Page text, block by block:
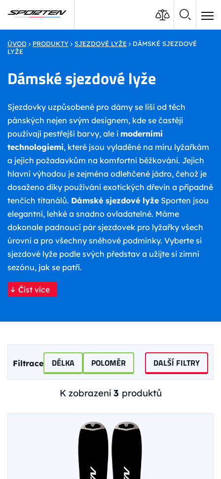
ÚVOD PRODUKTY SJEZDOVÉ LYŽE
DÁMSKÉ SJEZDOVÉ
LYŽE
Dámské sjezdové lyže
Sjezdovky uzpůsobené pro dámy se liší od těch
pánských nejen svým designem, kde se častěji
používají pestřejší barvy, ale i moderními
technologiemi, které jsou vyladěné na míru lyžařkám
a jejich požadavkům na komfortní běžkování. Jejich
hlavní výhodou je zejména odlehčené jádro, čehož je
dosaženo díky používání exotických dřevin a případně
tenčích titanálů. Dámské sjezdové lyže Sporten jsou
elegantní, lehké a snadno ovladatelné. Máme
dokonale padnoucí pár sjezdovek pro lyžařky všech
úrovní a pro všechny sněhové podmínky. Vyberte si
sjezdové lyže podle svých představ a užijte si zimní
sezónu, jak se patří.
Číst více
Filtrace DÉLKA POLOMĚR DALŠÍ FILTRY
K zobrazení 3 produktů